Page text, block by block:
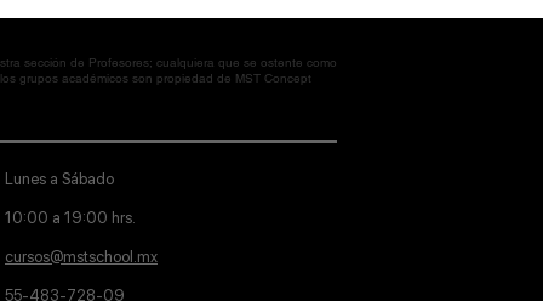
sección de Profesores; cualquiera que se ostente como
grupos académicos son propiedad de MST Concept
Lunes a Sábado
10:00 a 19:00 hrs.
cursos@mstschool.mx
55-483-728-09